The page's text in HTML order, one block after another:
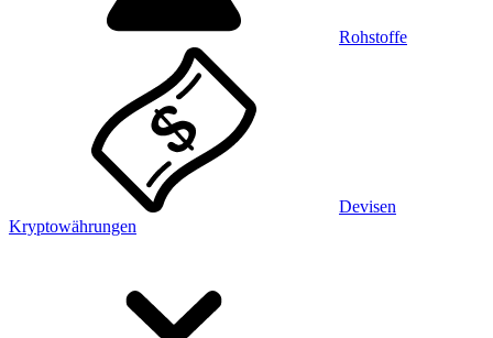
Rohstoffe
Devisen
Kryptowährungen